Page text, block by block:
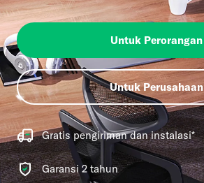
Untuk Perorangan
Untuk Perusahaan
Gratis pengiriman dan instalasi*
Garansi 2 tahun